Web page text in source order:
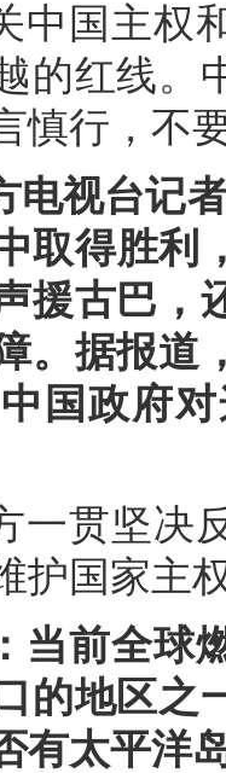
中国主权
的红线。
慎行，不
电视台记
取得胜利
援古巴，
。据报道
国政府
一贯坚决
护国家主
当前全球
的地区之
有太平洋